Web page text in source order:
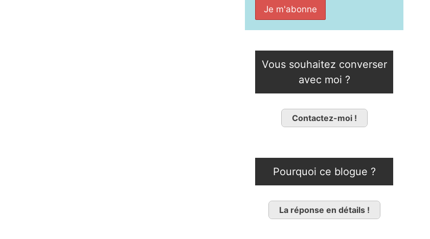
Vous souhaitez converser
avec moi ?
Contactez-moi !
Pourquoi ce blogue ?
La réponse en détails !